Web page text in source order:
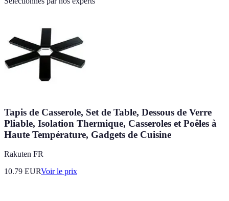
Tapis de Casserole, Set de Table, Dessous de Verre
Pliable, Isolation Thermique, Casseroles et Poêles à
Haute Température, Gadgets de Cuisine
Rakuten FR
10.79 EURVoir le prix